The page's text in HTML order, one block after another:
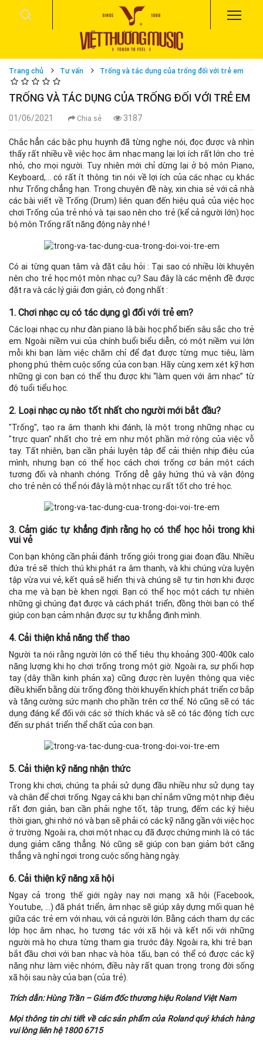
Trang chủ Tư vấn Trống và tác dụng của trống đối với trẻ em
TRỐNG VÀ TÁC DỤNG CỦA TRỐNG ĐỐI VỚI TRẺ EM
01/06/2021 Chia sẻ 3187
Chắc hẳn các bậc phụ huynh đã từng nghe nói, đọc được và nhìn
thấy rất nhiều về việc học âm nhạc mang lại lợi ích rất lớn cho trẻ
nhỏ, cho mọi người. Tuy nhiên mới chỉ dừng lại ở bộ môn Piano,
Keyboard,… có rất ít thông tin nói về lợi ích của các nhạc cụ khác
như Trống chẳng hạn. Trong chuyên đề này, xin chia sẻ với cả nhà
các bài viết về Trống (Drum) liên quan đến hiệu quả của việc học
chơi Trống của trẻ nhỏ và tại sao nên cho trẻ (kể cả người lớn) học
bộ môn Trống rất năng động này nhé !
Có ai từng quan tâm và đặt câu hỏi : Tại sao có nhiều lời khuyên
nên cho trẻ học một môn nhạc cụ? Sau đây là các mệnh đề được
đặt ra và các lý giải đơn giản, cô đọng nhất :
1. Chơi nhạc cụ có tác dụng gì đối với trẻ em?
Các loại nhạc cụ như đàn piano là bài học phổ biến sâu sắc cho trẻ
em. Ngoài niềm vui của chính buổi biểu diễn, có một niềm vui lớn
mỗi khi bạn làm việc chăm chỉ để đạt được từng mục tiêu, làm
phong phú thêm cuộc sống của con bạn. Hãy cùng xem xét kỹ hơn
những gì con bạn có thể thu được khi “làm quen với âm nhạc” từ
độ tuổi tiểu học.
2. Loại nhạc cụ nào tốt nhất cho người mới bắt đầu?
"Trống", tạo ra âm thanh khi đánh, là một trong những nhạc cụ
"trực quan" nhất cho trẻ em như một phần mở rộng của việc vỗ
tay. Tất nhiên, bạn cần phải luyện tập để cải thiện nhịp điệu của
mình, nhưng bạn có thể học cách chơi trống cơ bản một cách
tương đối và nhanh chóng. Trống dễ gây hứng thú và vận động
cho trẻ nên có thể nói đây là một nhạc cụ rất tốt cho trẻ học.
3. Cảm giác tự khẳng định rằng họ có thể học hỏi trong khi
vui vẻ
Con bạn không cần phải đánh trống giỏi trong giai đoạn đầu. Nhiều
đứa trẻ sẽ thích thú khi phát ra âm thanh, và khi chúng vừa luyện
tập vừa vui vẻ, kết quả sẽ hiển thị và chúng sẽ tự tin hơn khi được
cha mẹ và bạn bè khen ngợi. Bạn có thể học một cách tự nhiên
những gì chúng đạt được và cách phát triển, đồng thời bạn có thể
giúp con bạn cảm nhận được sự tự khẳng định mình.
4. Cải thiện khả năng thể thao
Người ta nói rằng người lớn có thể tiêu thụ khoảng 300-400k calo
năng lượng khi họ chơi trống trong một giờ. Ngoài ra, sự phối hợp
tay (dây thần kinh phản xạ) cũng được rèn luyện thông qua việc
điều khiển bằng dùi trống đồng thời khuyến khích phát triển cơ bắp
và tăng cường sức mạnh cho phần trên cơ thể. Nó cũng sẽ có tác
dụng đáng kể đối với các sở thích khác và sẽ có tác động tích cực
đến sự phát triển thể chất của con bạn.
5. Cải thiện kỹ năng nhận thức
Trong khi chơi, chúng ta phải sử dụng đầu nhiều như sử dụng tay
và chân để chơi trống. Ngay cả khi bạn chỉ nắm vững một nhịp điệu
rất đơn giản, bạn cần phải nghe tốt, tập trung, đếm các ký hiệu
thời gian, ghi nhớ nó và bạn sẽ phải có các kỹ năng gần với việc học
ở trường. Ngoài ra, chơi một nhạc cụ đã được chứng minh là có tác
dụng giảm căng thẳng. Nó cũng sẽ giúp con bạn giảm bớt căng
thẳng và nghỉ ngơi trong cuộc sống hàng ngày.
6. Cải thiện kỹ năng xã hội
Ngay cả trong thế giới ngày nay nơi mạng xã hội (Facebook,
Youtube, …) đã phát triển, âm nhạc sẽ giúp xây dựng mối quan hệ
giữa các trẻ em với nhau, với cả người lớn. Bằng cách tham dự các
lớp học âm nhạc, họ tương tác với xã hội và kết nối với những
người mà họ chưa từng tham gia trước đây. Ngoài ra, khi trẻ bạn
bắt đầu chơi với ban nhạc và hòa tấu, bạn có thể có được các kỹ
năng như làm việc nhóm, điều này rất quan trọng trong đời sống
xã hội sau này của bạn (của trẻ).
Trích dẫn: Hùng Trần – Giám đốc thương hiệu Roland Việt Nam
Mọi thông tin chi tiết về các sản phẩm của Roland quý khách hàng
vui lòng liên hệ 1800 6715